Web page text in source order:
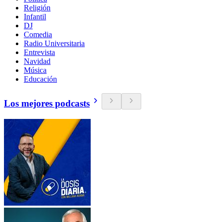
Religión
Infantil
DJ
Comedia
Radio Universitaria
Entrevista
Navidad
Música
Educación
Los mejores podcasts